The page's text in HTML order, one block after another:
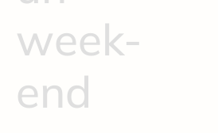
week-
end